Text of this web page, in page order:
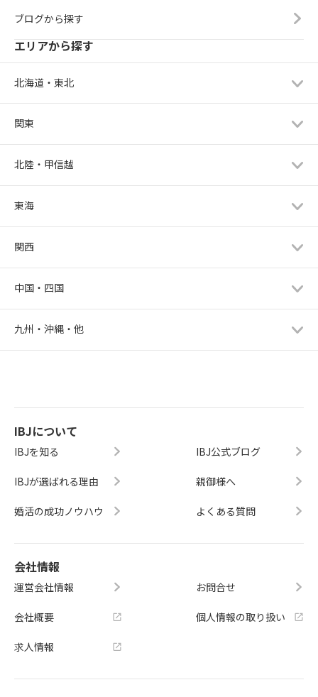
ブログから探す
エリアから探す
北海道・東北
関東
北陸・甲信越
東海
関西
中国・四国
九州・沖縄・他
IBJについて
IBJを知る
IBJが選ばれる理由
婚活の成功ノウハウ
IBJ公式ブログ
親御様へ
よくある質問
会社情報
運営会社情報
会社概要
求人情報
お問合せ
個人情報の取り扱い